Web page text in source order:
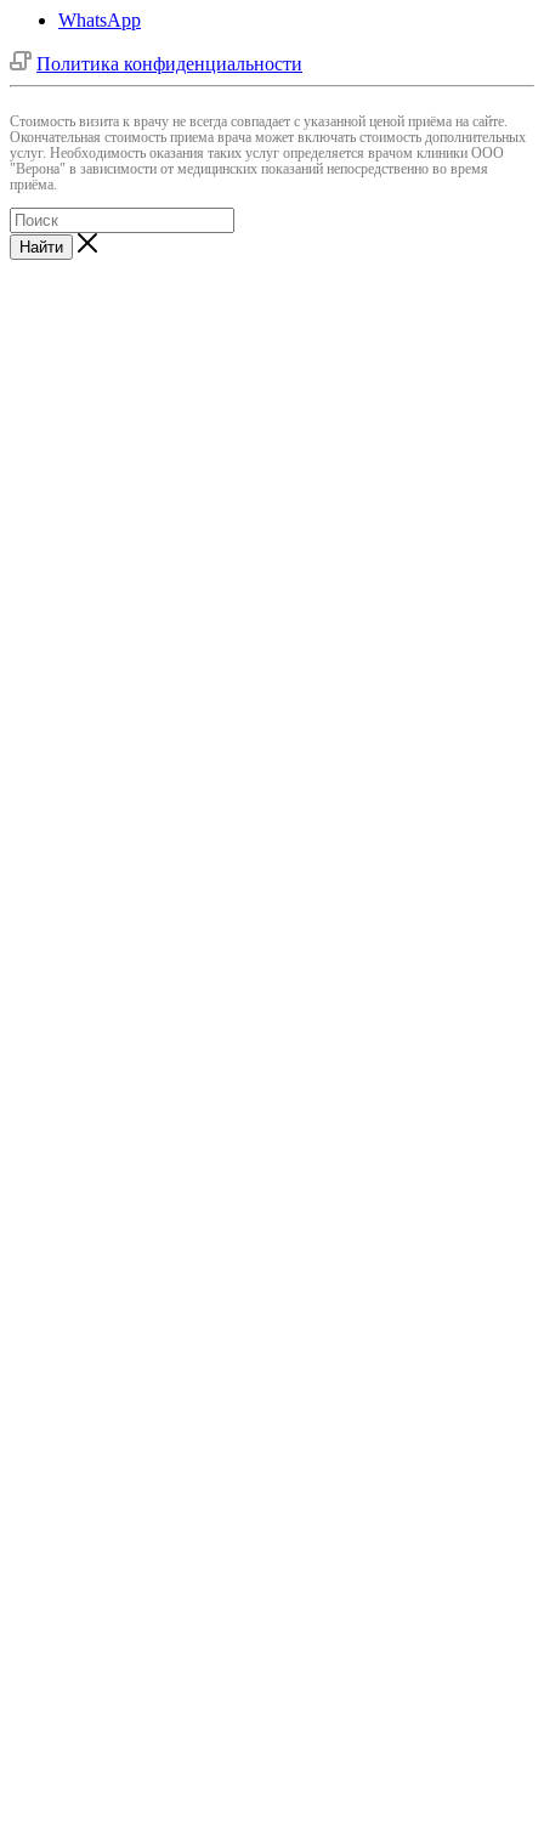
WhatsApp
Политика конфиденциальности
Cтоимость визита к врачу не всегда совпадает с указанной ценой приёма на сайте.
Окончательная стоимость приема врача может включать стоимость дополнительных
услуг. Необходимость оказания таких услуг определяется врачом клиники ООО
"Верона" в зависимости от медицинских показаний непосредственно во время
приёма.
Найти